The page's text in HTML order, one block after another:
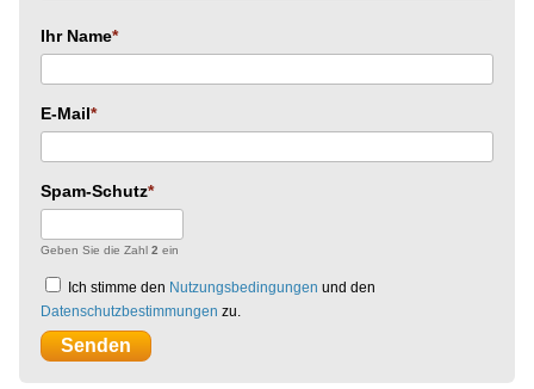
Ihr Name
E-Mail
Spam-Schutz
Geben Sie die Zahl 2 ein
Ich stimme den Nutzungsbedingungen und den
Datenschutzbestimmungen zu.